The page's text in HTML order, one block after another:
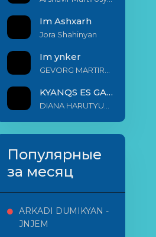
Im Ashxarh
Jora Shahinyan
Im ynker
KYANQS ES GALIS EM
Популярные
за месяц
ARKADI DUMIKYAN -
JNJEM